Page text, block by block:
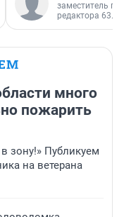
заместитель
редактора 63.RU
много
пожарить
зону!» Публикуем
на ветерана